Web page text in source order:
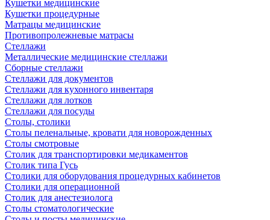
Кушетки медицинские
Кушетки процедурные
Матрацы медицинские
Противопролежневые матрасы
Стеллажи
Металлические медицинские стеллажи
Сборные стеллажи
Стеллажи для документов
Стеллажи для кухонного инвентаря
Стеллажи для лотков
Стеллажи для посуды
Столы, столики
Столы пеленальные, кровати для новорожденных
Столы смотровые
Столик для транспортировки медикаментов
Столик типа Гусь
Столики для оборудования процедурных кабинетов
Столики для операционной
Столик для анестезиолога
Столы стоматологические